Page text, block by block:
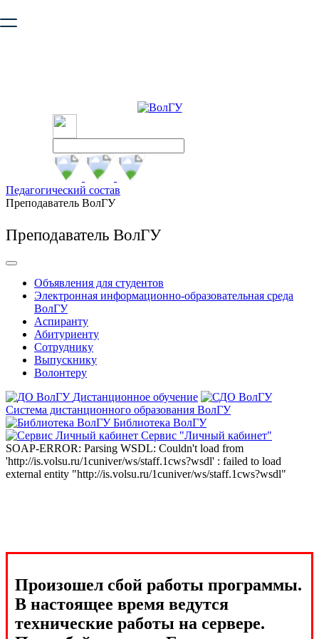
безопасную работу с сайтом. Пожалуйста
Педагогический состав
Преподаватель ВолГУ
Преподаватель ВолГУ
Объявления для студентов
Электронная информационно-образовательная среда
ВолГУ
Аспиранту
Абитуриенту
Сотруднику
Выпускнику
Волонтеру
Дистанционное обучение
Система дистанционного образования ВолГУ
Библиотека ВолГУ
Сервис "Личный кабинет"
SOAP-ERROR: Parsing WSDL: Couldn't load from
'http://is.volsu.ru/1cuniver/ws/staff.1cws?wsdl' : failed to load
external entity "http://is.volsu.ru/1cuniver/ws/staff.1cws?wsdl"
Произошел сбой работы программы.
В настоящее время ведутся
технические работы на сервере.